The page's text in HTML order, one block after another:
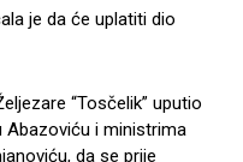
je da će uplatiti dio
“Tosčelik” uputio
Abazoviću i ministrima
da se prije